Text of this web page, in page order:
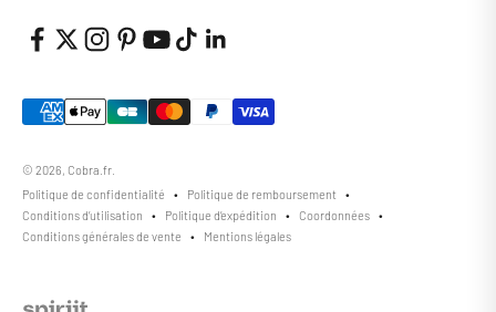
© 2026, Cobra.fr.
Politique de confidentialité
Politique de remboursement
Conditions d’utilisation
Politique d’expédition
Coordonnées
Conditions générales de vente
Mentions légales